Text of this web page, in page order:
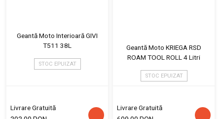
Geantă Moto Interioară GIVI
T511 38L
STOC EPUIZAT
Livrare Gratuită
Geantă Moto KRIEGA RSD
ROAM TOOL ROLL 4 Litri
STOC EPUIZAT
Livrare Gratuită